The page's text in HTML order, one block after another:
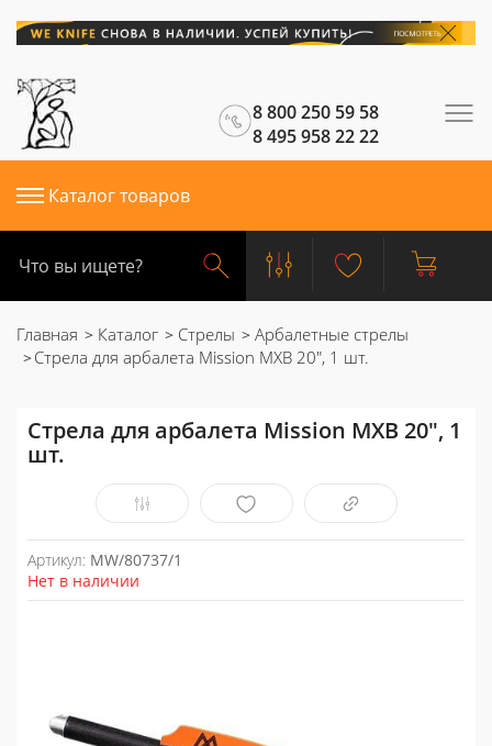
8 800 250 59 58
8 495 958 22 22
Каталог товаров
Главная Каталог Стрелы
Арбалетные стрелы
Стрела для арбалета Mission MXB 20", 1 шт.
Стрела для арбалета Mission MXB 20", 1
шт.
Артикул: MW/80737/1
Нет в наличии